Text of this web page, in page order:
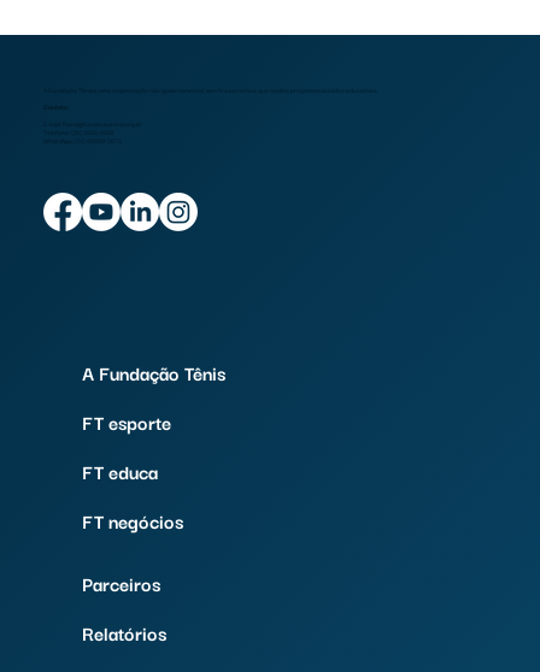
A Fundação Tênis é uma organização não governamental, sem fins lucrativos, que realiza programas sociais e educativos.
Contato:
ftenis@fundacaotenis.org.br
Telefone: (51) 3325-1068
WhatsApp: (51) 99358-2674
A Fundação Tênis
FT esporte
FT educa
FT negócios
Parceiros
Relatórios